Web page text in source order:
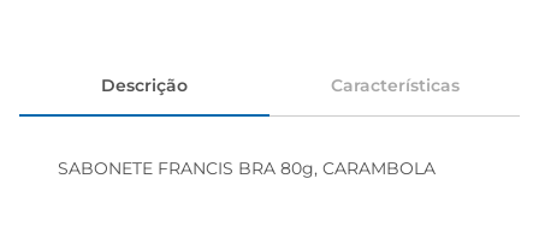
Descrição Características
SABONETE FRANCIS BRA 80g, CARAMBOLA